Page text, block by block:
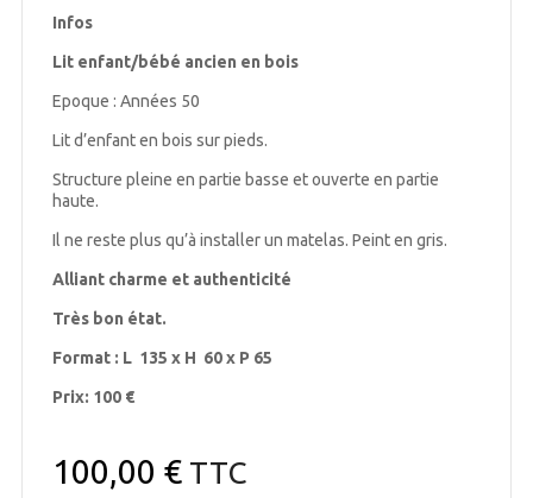
Infos
Lit enfant/bébé ancien en bois
Epoque : Années 50
Lit d’enfant en bois sur pieds.
Structure pleine en partie basse et ouverte en partie
haute.
Il ne reste plus qu’à installer un matelas. Peint en gris.
Alliant charme et authenticité
Très bon état.
Format : L 135 x H 60 x P 65
Prix: 100 €
100,00 €TTC